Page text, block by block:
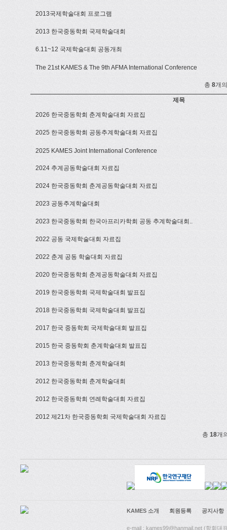
2013국제학술대회 프로그램
2013 한국중동학회 국제학술대회
6.11~12 국제학술대회 공동개최
The 21st KAMES & The 9th AFMA International Conference
총 8개
제목
2026 한국중동학회 춘계학술대회 자료집
2025 한국중동학회 공동추계학술대회 자료집
2025 KAMES Joint International Conference
2024 추계공동학술대회 자료집
2024 한국중동학회 춘계공동학술대회 자료집
2023 공동추계학술대회
2023 한국중동학회 한국아프리카학회 공동 추계학술대회..
2022 공동 국제학술대회 자료집
2022 춘계 공동 학술대회 자료집
2020 한국중동학회 춘계공동학술대회 자료집
2019 한국중동학회 국제학술대회 발표집
2018 한국중동학회 국제학술대회 발표집
2017 한국 중동학회 국제학술대회 발표집
2015 한국 중동학회 춘계학술대회 발표집
2013 한국중동학회 춘계학술대회
2012 한국중동학회 춘계학술대회
2012 한국중동학회 연례학술대회 자료집
2012 제21차 한국중동학회 국제학술대회 자료집
총 18개
KAMES 소개 회원등록 공지사항
e-mail : kames99@hanmail.net (학회대